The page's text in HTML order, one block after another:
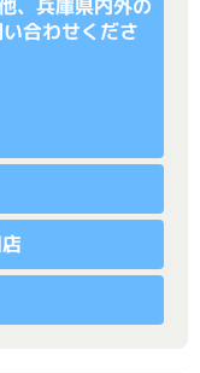
、兵庫県内外の
合わせくださ